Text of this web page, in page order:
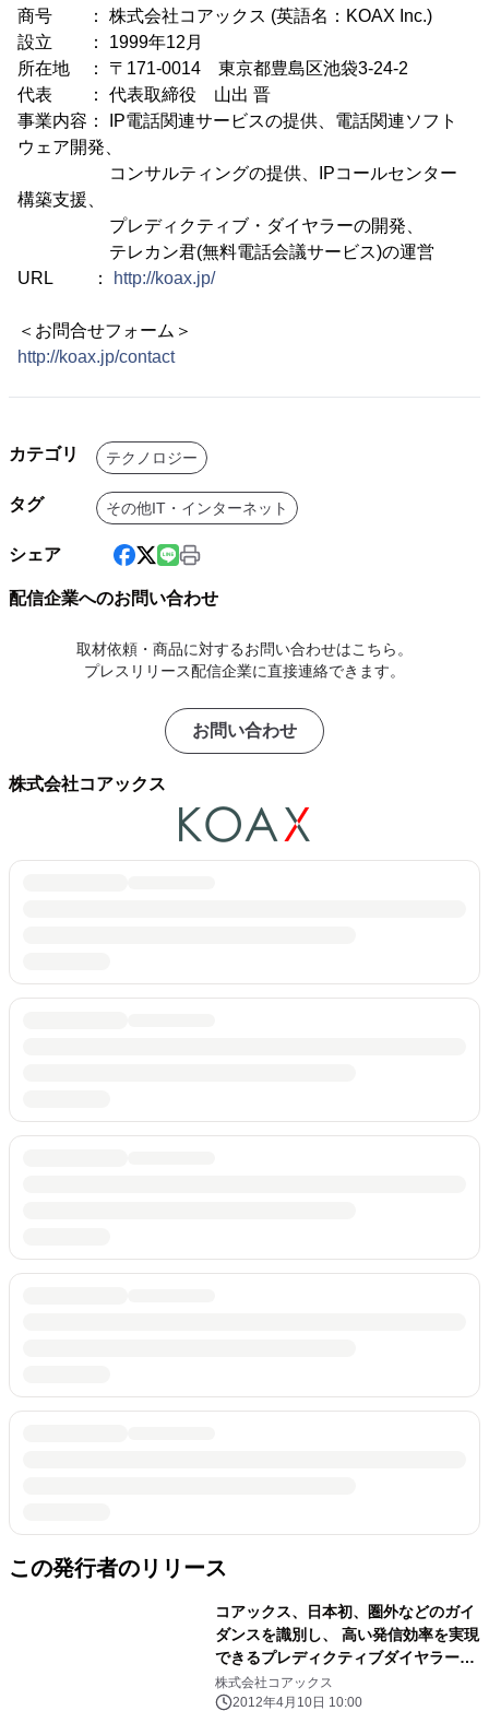
商号 ： 株式会社コアックス (英語名：KOAX Inc.)
設立 ： 1999年12月
所在地 ： 〒171-0014 東京都豊島区池袋3-24-2
代表 ： 代表取締役 山出 晋
事業内容： IP電話関連サービスの提供、電話関連ソフト
ウェア開発、
コンサルティングの提供、IPコールセンター
構築支援、
プレディクティブ・ダイヤラーの開発、
テレカン君(無料電話会議サービス)の運営
URL ：
http://koax.jp/
＜お問合せフォーム＞
http://koax.jp/contact
カテゴリ テクノロジー
タグ その他IT・インターネット
シェア
配信企業へのお問い合わせ
取材依頼・商品に対するお問い合わせはこちら。
プレスリリース配信企業に直接連絡できます。
お問い合わせ
株式会社コアックス
この発行者のリリース
コアックス、日本初、圏外などのガイ
ダンスを識別し、 高い発信効率を実現
できるプレディクティブダイヤラーを
開発
株式会社コアックス
2012年4月10日 10:00